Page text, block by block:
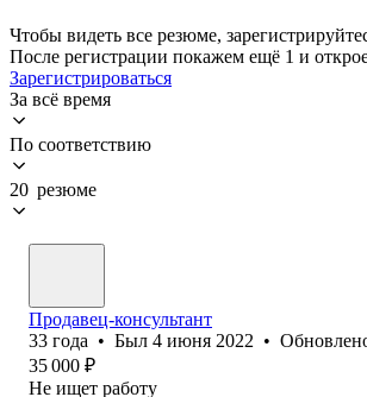
Чтобы видеть все резюме,
После регистрации покажем ещё 1 и
Зарегистрироваться
За всё время
По соответствию
20 резюме
Продавец-консультант
33 года • Был 4 июня 2022 •
35 000 ₽
Не ищет работу